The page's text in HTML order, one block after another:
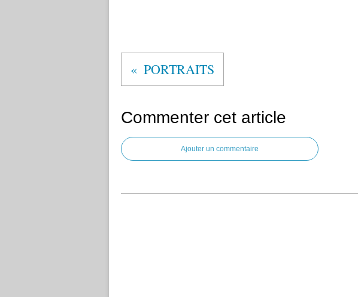
PORTRAITS
Commenter cet article
Ajouter un commentaire